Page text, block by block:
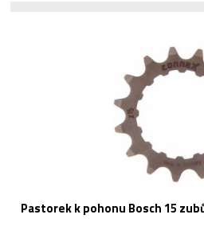
Pastorek k pohonu Bosch 15